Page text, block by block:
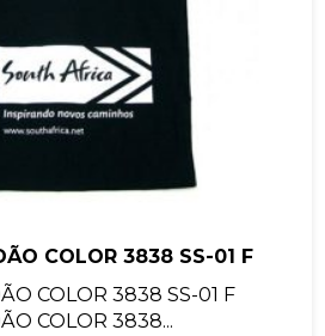
COLOR 3838 SS-01 F
COLOR 3838 SS-01 F
COLOR 3838...